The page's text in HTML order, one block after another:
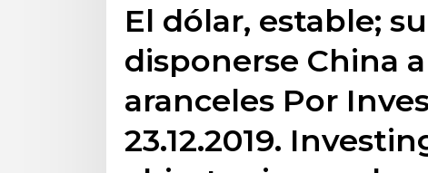
El dólar, estable;
disponerse China
aranceles Por
23.12.2019.